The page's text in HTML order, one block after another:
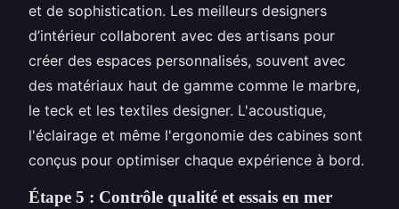
et de sophistication. Les meilleurs designers
d’intérieur collaborent avec des artisans pour
créer des espaces personnalisés, souvent avec
des matériaux haut de gamme comme le marbre,
le teck et les textiles designer. L'acoustique,
l'éclairage et même l'ergonomie des cabines sont
conçus pour optimiser chaque expérience à bord.
Étape 5 : Contrôle qualité et essais en mer